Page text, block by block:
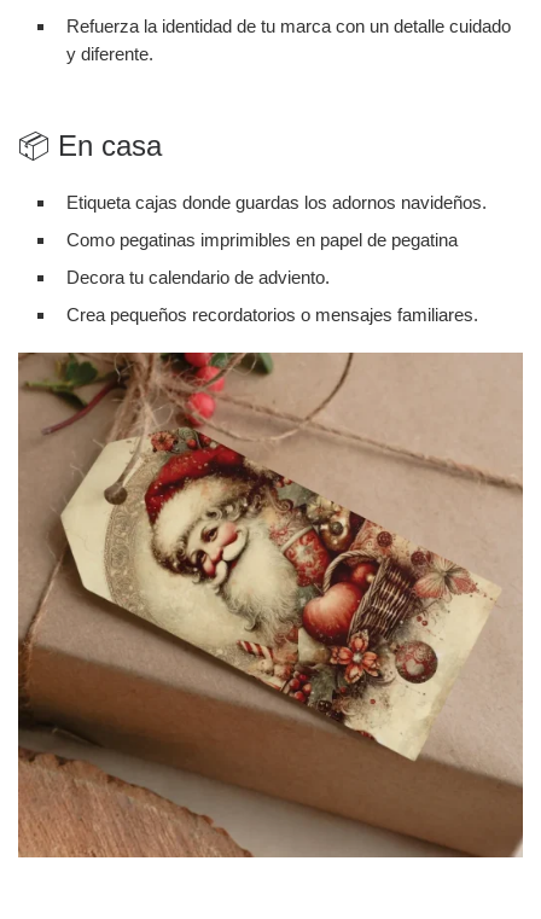
Refuerza la identidad de tu marca con un detalle cuidado
y diferente.
📦 En casa
Etiqueta cajas donde guardas los adornos navideños.
Como pegatinas imprimibles en papel de pegatina
Decora tu calendario de adviento.
Crea pequeños recordatorios o mensajes familiares.